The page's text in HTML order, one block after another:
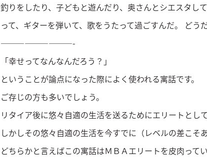
釣りをしたり、子どもと遊んだり、奥さんとシエスタし
って、ギターを弾いて、歌をうたって過ごすんだ。 どう
—————————-
「幸せってなんなんだろう？」
ということが論点になった際によく使われる寓話です。
ご存じの方も多いでしょう。
リタイア後に悠々自適の生活を送るためにエリートとし
しかしその悠々自適の生活を今すでに（レベルの差こそ
どちらかと言えばこの寓話はＭＢＡエリートを皮肉って